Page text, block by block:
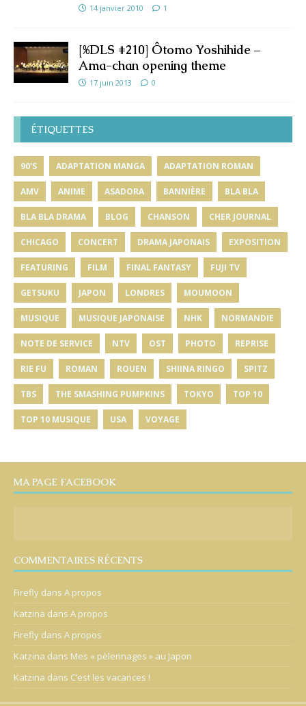
14 janvier 2010 1
[%DLS #210] Ôtomo Yoshihide –
Ama-chan opening theme
17 juin 2013 0
ÉTIQUETTES
90'S ADAPTATION MANGA ADAPTATION ROMAN
AMV ANIME ASADORA BANNIÈRE BLA BLA
BLA BLA DRAMA BLOG CHANSON CHER JOURNAL
CHICAGO CONCERT DRAMA JAPONAIS EXPOSITION
FEATURING FILM FINAL FANTASY FUJI TV
GETSUKU JAPON LONDRES MOUMOON
MUSIQUE MUSIQUE JAPONAISE NHK NORMANDIE
NOTE DE SERVICE NTV OST PHOTO REPRISE
RIE FU ROMAN ROUEN SHIINA RINGO SPITZ
TBS THE SMASHING PUMPKINS TOKYO TOP 10
TOP 10 MUSIQUE USA VOYAGE
MA PAGE FACEBOOK
COMMENTAIRES RÉCENTS
Firefly dans A propos
Katzina dans A propos
Firefly dans A propos
Katzina dans Mes « pèlerinages » au Japon
Katzina dans C’est les vacances !